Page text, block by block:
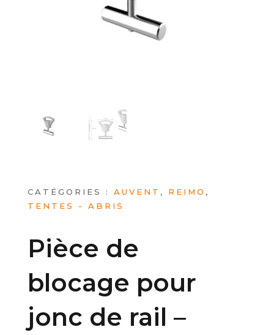
CATÉGORIES : AUVENT , REIMO ,
TENTES - ABRIS
Pièce de
blocage pour
jonc de rail –